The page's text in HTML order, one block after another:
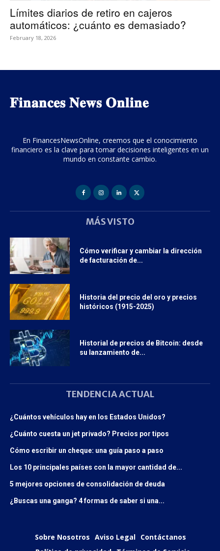
Límites diarios de retiro en cajeros
automáticos: ¿cuánto es demasiado?
February 18, 2026
𝐅𝐢𝐧𝐚𝐧𝐜𝐞𝐬 𝐍𝐞𝐰𝐬 𝐎𝐧𝐥𝐢𝐧𝐞
En FinancesNewsOnline, creemos que el conocimiento
financiero es la clave para tomar decisiones inteligentes en un
mundo en constante cambio.
MÁS VISTO
Cómo verificar y cambiar la dirección
de facturación de...
Historia del precio del oro y precios
históricos (1915-2025)
Historial de precios de Bitcoin: desde
su lanzamiento de...
TENDENCIA ACTUAL
¿Cuántos vehículos hay en los Estados Unidos?
¿Cuánto cuesta un jet privado? Precios por tipos
Cómo escribir un cheque: una guía paso a paso
Los 10 principales países con la mayor cantidad de...
5 mejores opciones de consolidación de deuda
¿Buscas una ganga? 4 formas de saber si una...
Sobre Nosotros Aviso Legal Contáctanos